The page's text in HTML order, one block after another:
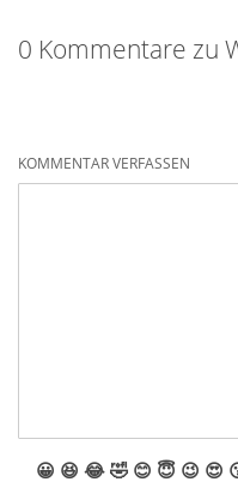
0 Kommentare zu
KOMMENTAR VERFASSEN
😀 😆 😂🤣 😊 😇 😉 😍